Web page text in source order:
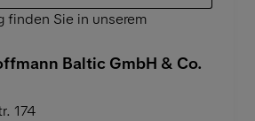
finden Sie in unserem
Baltic GmbH & Co.
174